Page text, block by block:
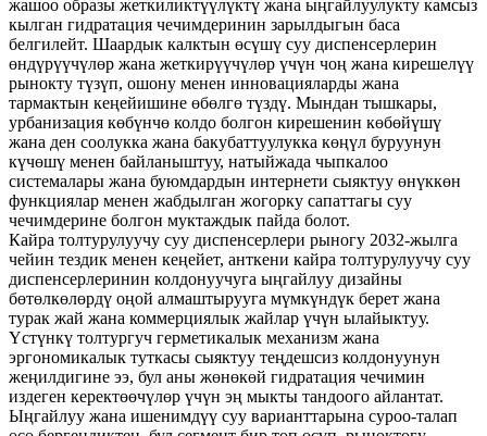
жашоо образы жеткиликтүүлүктү жана ыңгайлуулукту камсыз
кылган гидратация чечимдеринин зарылдыгын баса
белгилейт. Шаардык калктын өсүшү суу диспенсерлерин
өндүрүүчүлөр жана жеткирүүчүлөр үчүн чоң жана кирешелүү
рынокту түзүп, ошону менен инновацияларды жана
тармактын кеңейишине өбөлгө түздү. Мындан тышкары,
урбанизация көбүнчө колдо болгон кирешенин көбөйүшү
жана ден соолукка жана бакубаттуулукка көңүл буруунун
күчөшү менен байланыштуу, натыйжада чыпкалоо
системалары жана буюмдардын интернети сыяктуу өнүккөн
функциялар менен жабдылган жогорку сапаттагы суу
чечимдерине болгон муктаждык пайда болот.
Кайра толтурулуучу суу диспенсерлери рыногу 2032-жылга
чейин тездик менен кеңейет, анткени кайра толтурулуучу суу
диспенсерлеринин колдонуучуга ыңгайлуу дизайны
бөтөлкөлөрдү оңой алмаштырууга мүмкүндүк берет жана
турак жай жана коммерциялык жайлар үчүн ылайыктуу.
Үстүнкү толтургуч герметикалык механизм жана
эргономикалык туткасы сыяктуу теңдешсиз колдонуунун
жеңилдигине ээ, бул аны жөнөкөй гидратация чечимин
издеген керектөөчүлөр үчүн эң мыкты тандоого айлантат.
Ыңгайлуу жана ишенимдүү суу варианттарына суроо-талап